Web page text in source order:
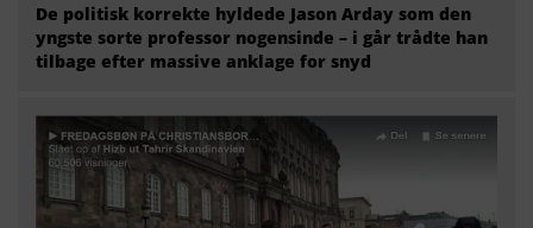
De politisk korrekte hyldede Jason Arday som den
yngste sorte professor nogensinde – i går trådte han
tilbage efter massive anklage for snyd